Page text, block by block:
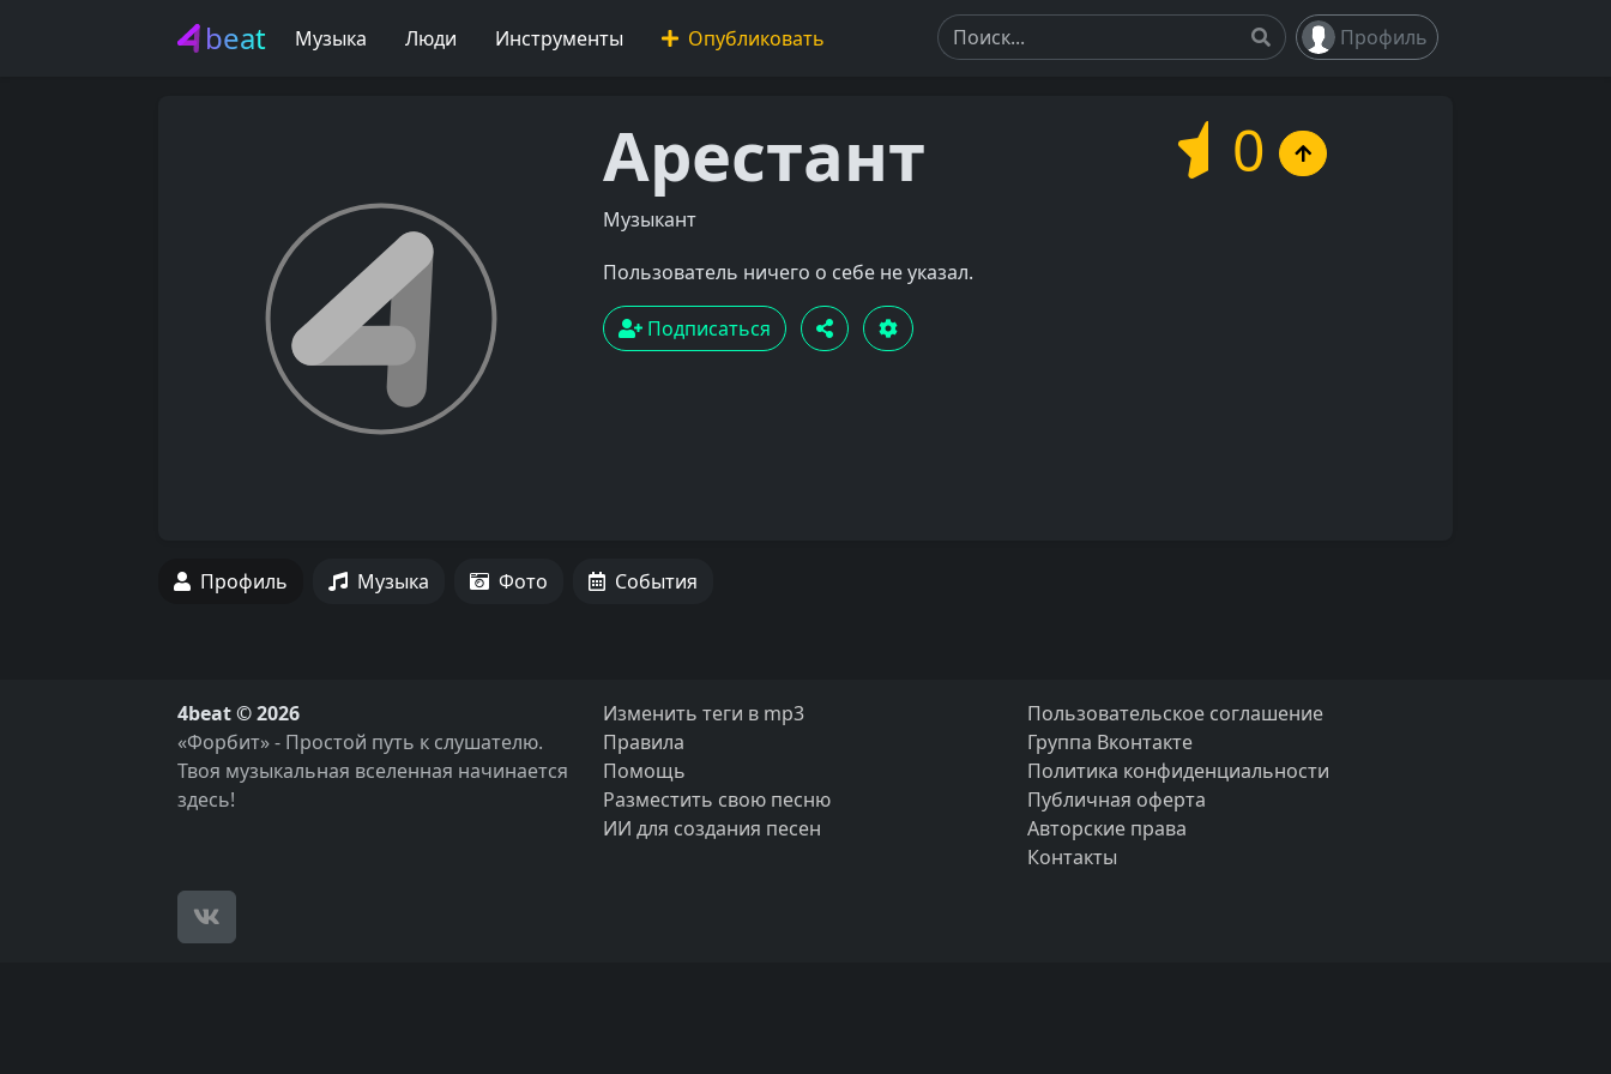
beat Музыка Люди Инструменты Опубликовать Профиль
Арестант
Музыкант
0
Пользователь ничего о себе не указал.
Подписаться
Профиль Музыка Фото События
4beat © 2026
«Форбит» - Простой путь к слушателю.
Твоя музыкальная вселенная начинается
здесь!
Изменить теги в mp3
Правила
Помощь
Разместить свою песню
ИИ для создания песен
Пользовательское соглашение
Группа Вконтакте
Политика конфиденциальности
Публичная оферта
Авторские права
Контакты